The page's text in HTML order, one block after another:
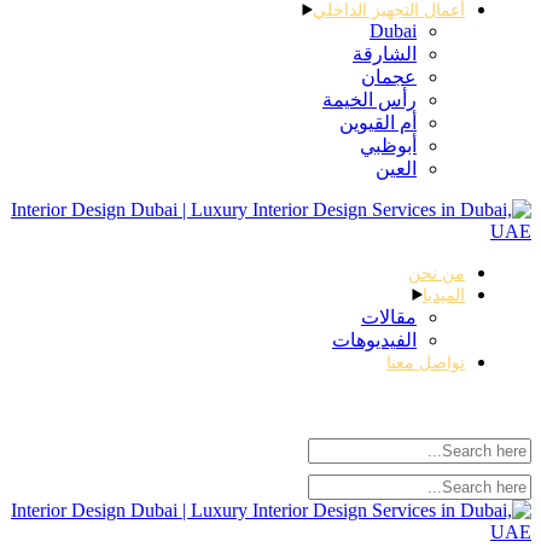
أعمال التجهيز الداخلي
Dubai
الشارقة
عجمان
رأس الخيمة
أم القيوين
أبوظبي
العين
من نحن
الميديا
مقالات
الفيديوهات
تواصل معنا